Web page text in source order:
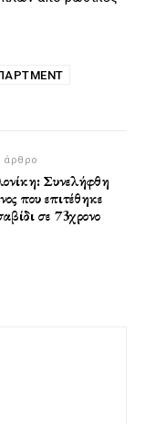
άρθρο
Συνελήφθη
που επιτέθηκε
σε 73χρονο